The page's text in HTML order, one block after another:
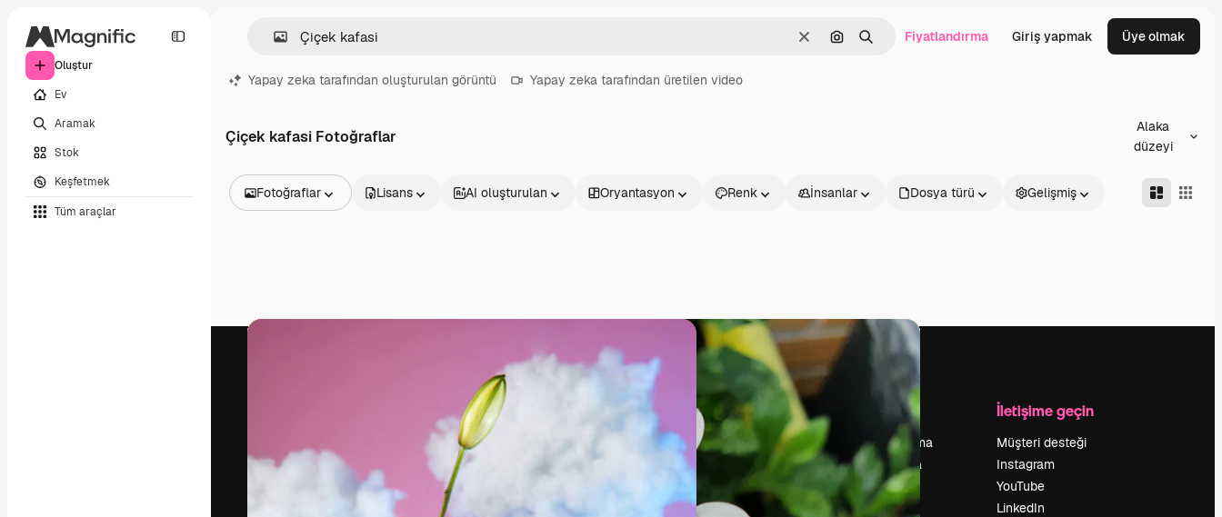
Oluştur
Ev
Aramak
Stok
Keşfetmek
Tüm araçlar
Temizlemek
Görüntüyle ara
AramakFiyatlandırma Giriş yapmak Üye olmak
Yapay zeka tarafından oluşturulan görüntü Yapay zeka tarafından üretilen video
Çiçek kafasi Fotoğraflar
Alaka
düzeyi
Fotoğraflar
Videolar
Lisans AI oluşturulan Oryantasyon Renk İnsanlar Dosya türü Gelişmiş
En iyi işlerini yöneteceğin yaratıcı platform.
Kreatif ekipler, işletmeler, ajanslar ve
stüdyolar genelinde 1 milyondan fazla
abone.
AI Asistanı
AI Görüntü
Oluşturucu
Başlayın
Academy
Dokümantasyon
Destek
Kullanım Şartları
Fiyatlandırma
Hakkımızda
Reviews
Kariyer
İletişime geçin
Müşteri desteği
Instagram
YouTube
LinkedIn